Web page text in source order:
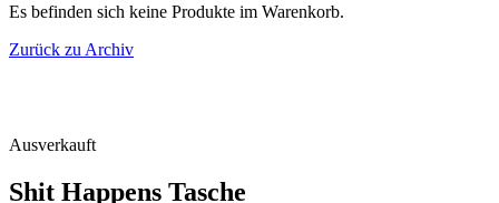
Es befinden sich keine Produkte im Warenkorb.
Zurück zu Archiv
Ausverkauft
Shit Happens Tasche